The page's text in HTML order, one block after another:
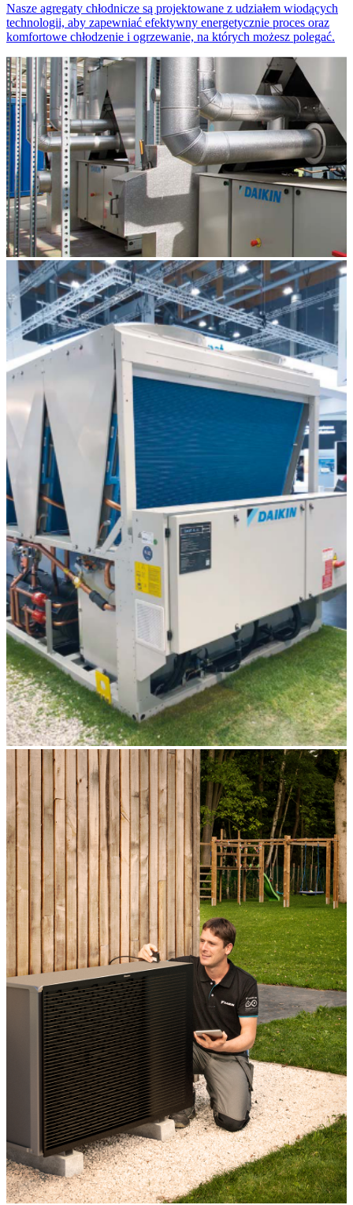
Nasze agregaty chłodnicze są projektowane z udziałem wiodących
technologii, aby zapewniać efektywny energetycznie proces oraz
komfortowe chłodzenie i ogrzewanie, na których możesz polegać.